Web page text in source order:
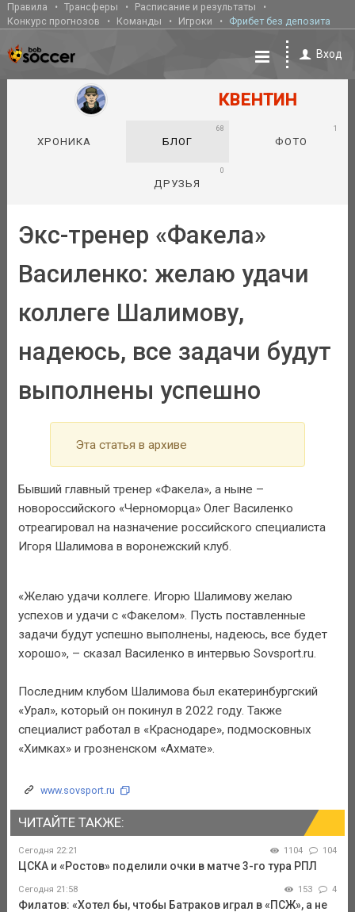
Правила Трансферы
Расписание и результаты
Конкурс прогнозов
Команды Игроки Фрибет без депозита
Вход
КВЕНТИН
ХРОНИКА БЛОГ
68
ФОТО
1
ДРУЗЬЯ
0
Экс-тренер «Факела»
Василенко: желаю удачи
коллеге Шалимову,
надеюсь, все задачи будут
выполнены успешно
Эта статья в архиве
Бывший главный тренер «Факела», а ныне –
новороссийского «Черноморца» Олег Василенко
отреагировал на назначение российского специалиста
Игоря Шалимова в воронежский клуб.
«Желаю удачи коллеге. Игорю Шалимову желаю
успехов и удачи с «Факелом». Пусть поставленные
задачи будут успешно выполнены, надеюсь, все будет
хорошо», – сказал Василенко в интервью Sovsport.ru.
Последним клубом Шалимова был екатеринбургский
«Урал», который он покинул в 2022 году. Также
специалист работал в «Краснодаре», подмосковных
«Химках» и грозненском «Ахмате».
www.sovsport.ru
ЧИТАЙТЕ ТАКЖЕ:
Сегодня 22:21 1104 104
ЦСКА и «Ростов» поделили очки в матче 3-го тура РПЛ
Сегодня 21:58 153 4
Филатов: «Хотел бы, чтобы Батраков играл в «ПСЖ», а не